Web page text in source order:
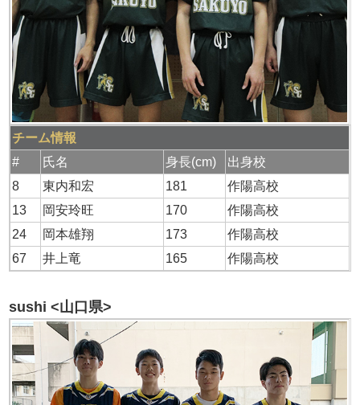
チーム情報
#
氏名 身長(cm)
出身校
8
東内和宏 181
作陽高校
13
岡安玲旺 170
作陽高校
24
岡本雄翔 173
作陽高校
67
井上竜 165 作陽高校
sushi <山口県>